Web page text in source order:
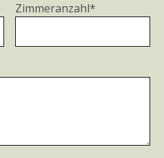
Zimmeranzahl*